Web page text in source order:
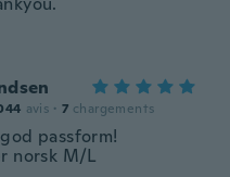
avis · 7 chargements
passform!
norsk M/L